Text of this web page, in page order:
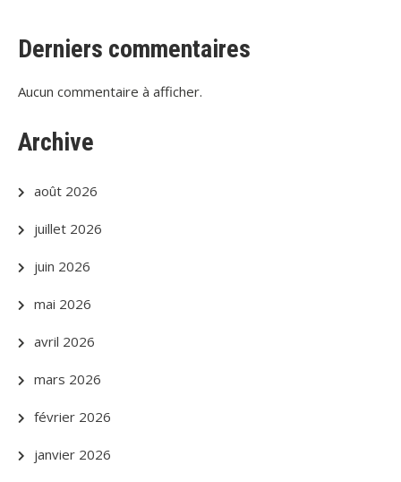
Derniers commentaires
Aucun commentaire à afficher.
Archive
août 2026
juillet 2026
juin 2026
mai 2026
avril 2026
mars 2026
février 2026
janvier 2026